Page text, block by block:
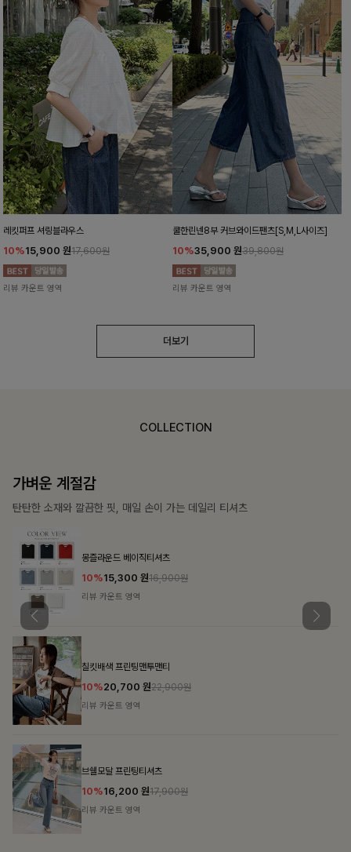
레킷퍼프 셔링블라우스
10%15,900 원17,600원
리뷰 카운트 영역
쿨한린넨8부 커브와이드팬츠[S,M,L사이즈]
10%35,900 원39,800원
리뷰 카운트 영역
더보기
COLLECTION
가장 쉬운 코디
특별한 날부터 일상까지 함께하는 룩